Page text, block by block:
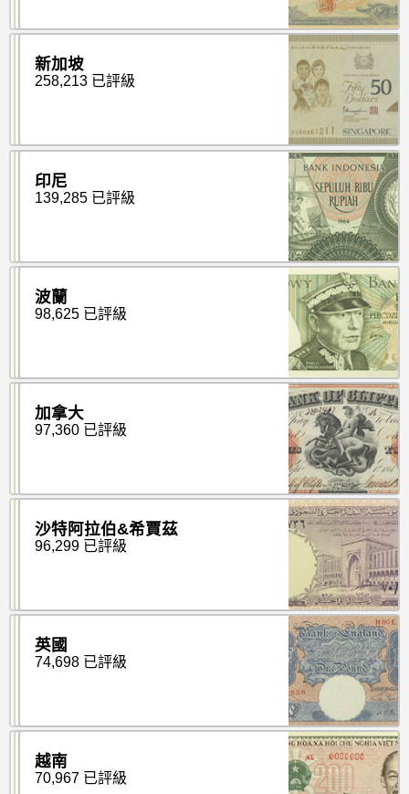
新加坡
258,213 已評級
印尼
139,285 已評級
波蘭
98,625 已評級
加拿大
97,360 已評級
沙特阿拉伯&希賈茲
96,299 已評級
英國
74,698 已評級
越南
70,967 已評級